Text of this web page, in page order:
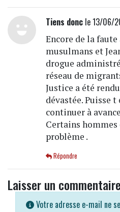
Tiens doncle 13/06/
Encore de la
musulmans et
drogue
réseau de
Justice a été
dévastée. Puisse
continuer à
Certains
problème .
Répondre
Laisser un commentaire
Votre adresse e-mail ne